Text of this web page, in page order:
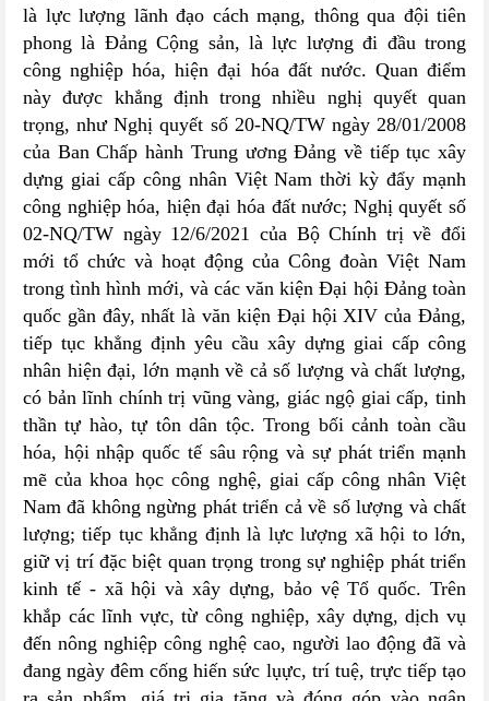
là lực lượng lãnh đạo cách mạng, thông qua đội tiên
phong là Đảng Cộng sản, là lực lượng đi đầu trong
công nghiệp hóa, hiện đại hóa đất nước. Quan điểm
này được khẳng định trong nhiều nghị quyết quan
trọng, như Nghị quyết số 20-NQ/TW ngày 28/01/2008
của Ban Chấp hành Trung ương Đảng về tiếp tục xây
dựng giai cấp công nhân Việt Nam thời kỳ đẩy mạnh
công nghiệp hóa, hiện đại hóa đất nước; Nghị quyết số
02-NQ/TW ngày 12/6/2021 của Bộ Chính trị về đổi
mới tổ chức và hoạt động của Công đoàn Việt Nam
trong tình hình mới, và các văn kiện Đại hội Đảng toàn
quốc gần đây, nhất là văn kiện Đại hội XIV của Đảng,
tiếp tục khẳng định yêu cầu xây dựng giai cấp công
nhân hiện đại, lớn mạnh về cả số lượng và chất lượng,
có bản lĩnh chính trị vũng vàng, giác ngộ giai cấp, tinh
thần tự hào, tự tôn dân tộc. Trong bối cảnh toàn cầu
hóa, hội nhập quốc tế sâu rộng và sự phát triển mạnh
mẽ của khoa học công nghệ, giai cấp công nhân Việt
Nam đã không ngừng phát triển cả về số lượng và chất
lượng; tiếp tục khẳng định là lực lượng xã hội to lớn,
giữ vị trí đặc biệt quan trọng trong sự nghiệp phát triển
kinh tế - xã hội và xây dựng, bảo vệ Tổ quốc. Trên
khắp các lĩnh vực, từ công nghiệp, xây dựng, dịch vụ
đến nông nghiệp công nghệ cao, người lao động đã và
đang ngày đêm cống hiến sức lụực, trí tuệ, trực tiếp tạo